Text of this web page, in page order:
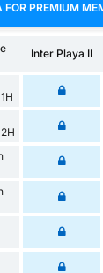
FOR PREMIUM
Inter Playa II